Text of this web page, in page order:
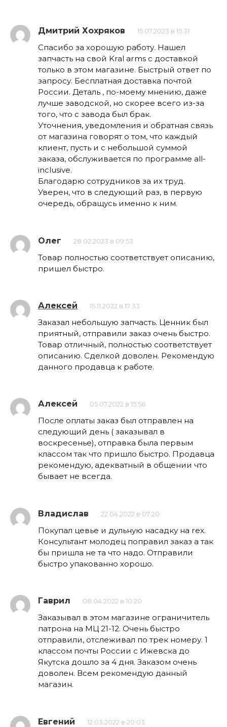
Дмитрий Хохряков 15.07.2023 в 15:31
Спасибо за хорошую работу. Нашел
запчасть на свой Kral arms с доставкой
только в этом магазине. Быстрый ответ по
запросу. Бесплатная доставка почтой
России. Деталь , по-моему мнению, даже
лучше заводской, но скорее всего из-за
того, что с завода был брак.
Уточнения, уведомления и обратная связь
от магазина говорят о том, что каждый
клиент, пусть и с небольшой суммой
заказа, обслуживается по программе all-
inclusive.
Благодарю сотрудников за их труд.
Уверен, что в следующий раз, в первую
очередь, обращусь именно к ним.
Олег 28.02.2023 в 09:53
Товар полностью соответствует описанию,
пришел быстро.
Алексей 15.11.2022 в 17:33
Заказал небольшую запчасть. Ценник был
приятный, отправили заказ очень быстро.
Товар отличный, полностью соответствует
описанию. Сделкой доволен. Рекомендую
данного продавца к работе.
Алексей 05.07.2022 в 15:56
После оплаты заказ был отправлен на
следующий день ( заказывал в
воскресенье), отправка была первым
классом так что пришло быстро. Продавца
рекомендую, адекватный в общении что
бывает не всегда.
Владислав 22.04.2022 в 07:20
Покупал цевье и дульную насадку на rex.
Консультант молодец поправил заказ а так
бы пришла не та что надо. Отправили
быстро упакованно хорошо.
Гаврил 08.04.2022 в 10:20
Заказывал в этом магазине ограничитель
патрона на МЦ 21-12. Очень быстро
отправили, отслеживал по трек номеру. 1
классом почты России с Ижевска до
Якутска дошло за 4 дня. Заказом очень
доволен. Всем рекомендую данный
магазин.
Евгений 12.03.2022 в 20:03